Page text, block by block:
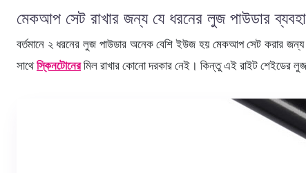
মেকআপ সেট রাখার জন্য যে ধরনের লুজ পাউডার
বর্তমানে ২ ধরনের লুজ পাউডার অনেক বেশি ইউজ হয় মেকআপ সেট করার
সাথেস্কিনটোনেরমিল রাখার কোনো দরকার নেই। কিন্তু এই রাইট শেইডের লুজ